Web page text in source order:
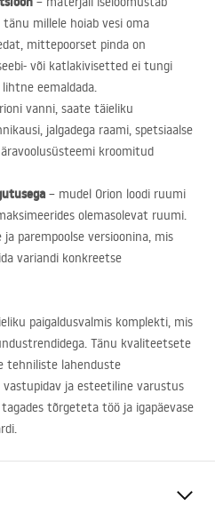
millele hoiab vesi oma
mittepoorset pinda on
või katlakivisetted ei tungi
eemaldada.
vanni, saate täieliku
jalgadega raami, spetsiaalse
kroomitud
– mudel Orion loodi ruumi
olemasolevat ruumi.
ja parempoolse versioonina, mis
variandi konkreetse
paigaldusvalmis komplekti, mis
Tänu kvaliteetsete
tehniliste lahenduste
ja esteetiline varustus
tõrgeteta töö ja igapäevase